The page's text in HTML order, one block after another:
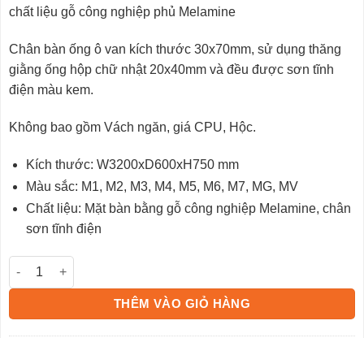
chất liệu gỗ công nghiệp phủ Melamine
Chân bàn ống ô van kích thước 30x70mm, sử dụng thăng
giằng ống hộp chữ nhật 20x40mm và đều được sơn tĩnh
điện màu kem.
Không bao gồm Vách ngăn, giá CPU, Hộc.
Kích thước: W3200xD600xH750 mm
Màu sắc: M1, M2, M3, M4, M5, M6, M7, MG, MV
Chất liệu: Mặt bàn bằng gỗ công nghiệp Melamine, chân
sơn tĩnh điện
Cụm bàn làm việc BCO16-2A số lượng
THÊM VÀO GIỎ HÀNG